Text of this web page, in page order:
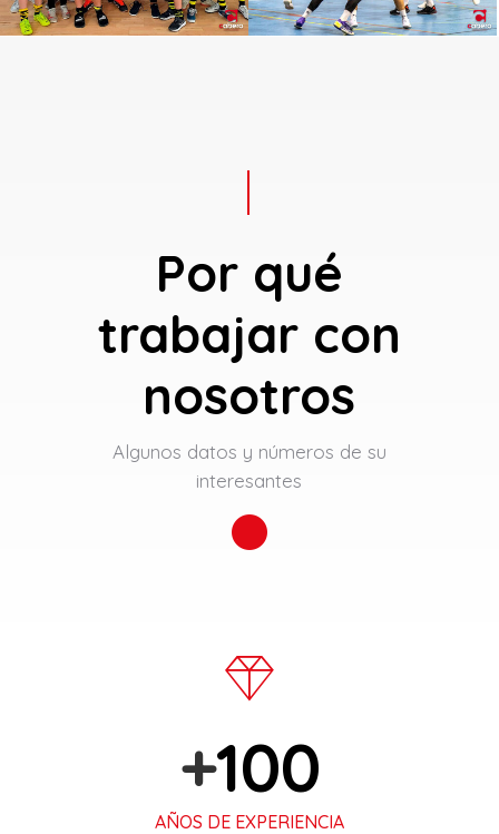
Por qué
trabajar con
nosotros
Algunos datos y números de su
interesantes
+100
AÑOS DE EXPERIENCIA